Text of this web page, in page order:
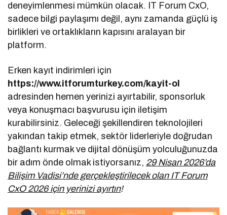
deneyimlenmesi mümkün olacak. IT Forum CxO,
sadece bilgi paylaşımı değil, aynı zamanda güçlü iş
birlikleri ve ortaklıkların kapısını aralayan bir
platform.
Erken kayıt indirimleri için
https://www.itforumturkey.com/kayit-ol
adresinden hemen yerinizi ayırtabilir, sponsorluk
veya konuşmacı başvurusu için iletişim
kurabilirsiniz. Geleceği şekillendiren teknolojileri
yakından takip etmek, sektör liderleriyle doğrudan
bağlantı kurmak ve dijital dönüşüm yolculuğunuzda
bir adım önde olmak istiyorsanız, 29 Nisan 2026’da
Bilişim Vadisi’nde gerçekleştirilecek olan IT Forum
CxO 2026 için yerinizi ayırtın!